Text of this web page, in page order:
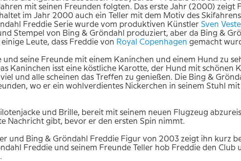
mit seinen Freunden folgten. Das erste Jahr (2000) zeigt
im Jahr 2000 auch ein Teller mit dem Motiv des
Freddie Serie wurde vom produktiven Künstler Sven
Stempel von Bing & Gröndahl produziert, aber da Bing &
Leute, dass Freddie von Royal Copenhagen gemacht
seine Freunde mit einem Kaninchen und einem Hund zu
Kaninchen isst eine köstliche Karotte, der Hund mit schönen
und alle scheinen das Treffen zu genießen. Die Bing &
wo er ein wohlverdientes Nickerchen in seinem Stuhl
und Brille, bereit mit seinem neuen Flugzeug
Nachricht gibt, bevor er den ersten Spin nimmt.
und Bing & Gröndahl Freddie Figur von 2003 zeigt ihn kurz
Freddie und seinem Freunde Teller hob Freddie den Club